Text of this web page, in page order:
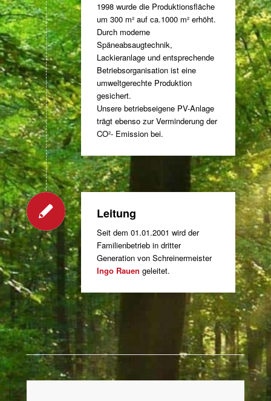
1998 wurde die Produktionsfläche
um 300 m² auf ca.1000 m² erhöht.
Durch moderne
Späneabsaugtechnik,
Lackieranlage und entsprechende
Betriebsorganisation ist eine
umweltgerechte Produktion
gesichert.
Unsere betriebseigene PV-Anlage
trägt ebenso zur Verminderung der
CO²- Emission bei.
Leitung
Seit dem 01.01.2001 wird der
Familienbetrieb in dritter
Generation von Schreinermeister
Ingo Rauen geleitet.